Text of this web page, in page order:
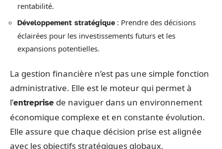
rentabilité.
Développement stratégique: Prendre des décisions
éclairées pour les investissements futurs et les
expansions potentielles.
La gestion financière n’est pas une simple fonction
administrative. Elle est le moteur qui permet à
l’entreprise de naviguer dans un environnement
économique complexe et en constante évolution.
Elle assure que chaque décision prise est alignée
avec les objectifs stratégiques globaux,